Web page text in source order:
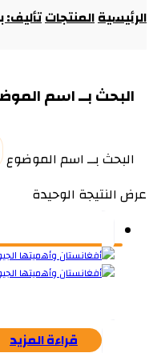
الرئيسيةالمنتجاتتأليف:
البحث بــ اسم
البحث بــ اسم الموضوع
عرض النتيجة الوحيدة
قراءة المزيد